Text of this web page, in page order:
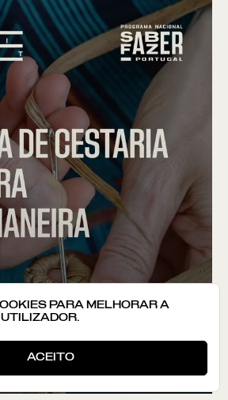
PARA MELHORAR A
ACEITO